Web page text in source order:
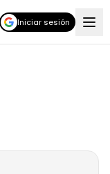
Iniciar sesión